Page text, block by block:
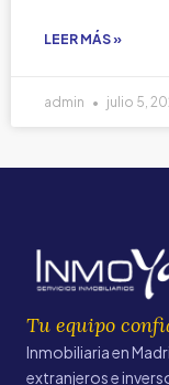
LEER MÁS »
admin julio 5,
Tu equipo
Inmobiliaria en
extranjeros e